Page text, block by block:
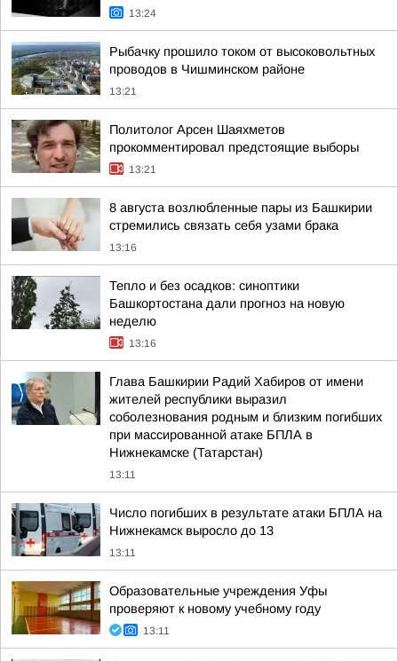
13:24
Рыбачку прошило током от высоковольтных
проводов в Чишминском районе
13:21
Политолог Арсен Шаяхметов
прокомментировал предстоящие выборы
13:21
8 августа возлюбленные пары из Башкирии
стремились связать себя узами брака
13:16
Тепло и без осадков: синоптики
Башкортостана дали прогноз на новую
неделю
13:16
Глава Башкирии Радий Хабиров от имени
жителей республики выразил
соболезнования родным и близким погибших
при массированной атаке БПЛА в
Нижнекамске (Татарстан)
13:11
Число погибших в результате атаки БПЛА на
Нижнекамск выросло до 13
13:11
Образовательные учреждения Уфы
проверяют к новому учебному году
13:11